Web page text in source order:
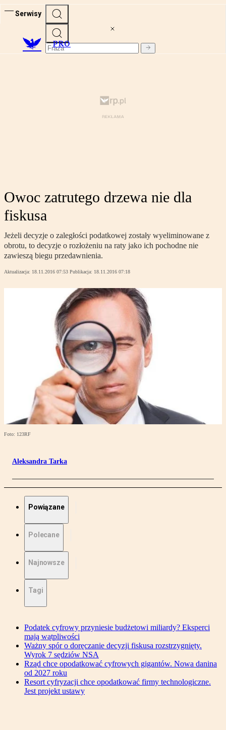
Serwisy
PRO
Owoc zatrutego drzewa nie dla
fiskusa
Jeżeli decyzje o zaległości podatkowej zostały wyeliminowane z
obrotu, to decyzje o rozłożeniu na raty jako ich pochodne nie
zawieszą biegu przedawnienia.
Aktualizacja: 18.11.2016 07:53 Publikacja: 18.11.2016 07:18
Foto: 123RF
Aleksandra Tarka
Powiązane
Polecane
Najnowsze
Tagi
Podatek cyfrowy przyniesie budżetowi miliardy? Eksperci
mają wątpliwości
Ważny spór o doręczanie decyzji fiskusa rozstrzygnięty.
Wyrok 7 sędziów NSA
Rząd chce opodatkować cyfrowych gigantów. Nowa danina
od 2027 roku
Resort cyfryzacji chce opodatkować firmy technologiczne.
Jest projekt ustawy